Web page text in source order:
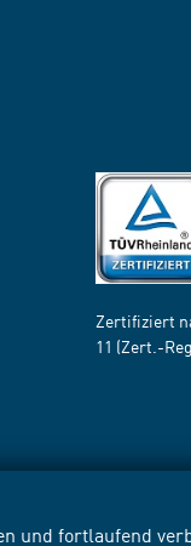
und fortlaufend
Zertifiziert
11 (Zert.-